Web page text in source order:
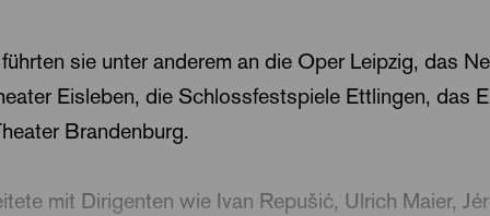
sie unter anderem an die Oper Leipzig, das
Eisleben, die Schlossfestspiele Ettlingen, das
Brandenburg.
mit Dirigenten wie Ivan Repušić, Ulrich Maier,